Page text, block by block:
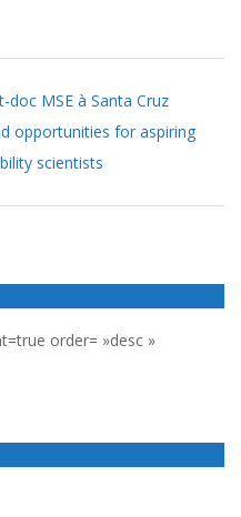
doc MSE à Santa Cruz
opportunities for aspiring
scientists
order= »desc »